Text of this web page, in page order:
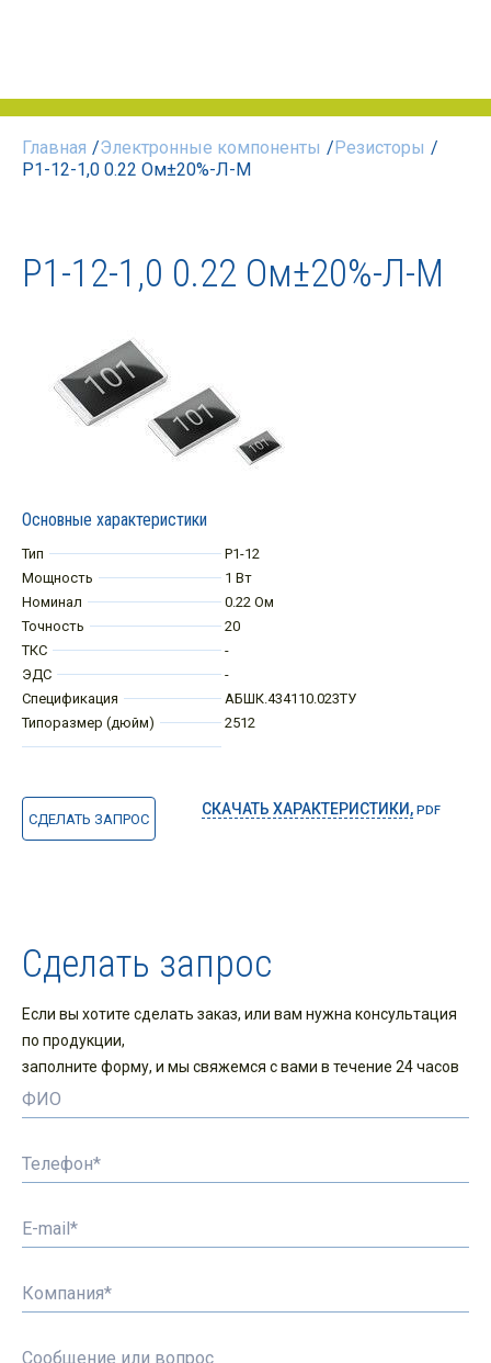
Главная /Электронные компоненты /Резисторы /
Р1-12-1,0 0.22 Ом±20%-Л-М
Р1-12-1,0 0.22 Ом±20%-Л-М
Основные характеристики
Тип
Р1-12
Мощность
1 Вт
Номинал
0.22 Ом
Точность
20
ТКС
-
ЭДС
-
Спецификация
АБШК.434110.023ТУ
Типоразмер (дюйм)
2512
СДЕЛАТЬ ЗАПРОС
СКАЧАТЬ ХАРАКТЕРИСТИКИ, PDF
Сделать запрос
Если вы хотите сделать заказ, или вам нужна консультация
по продукции,
заполните форму, и мы свяжемся с вами в течение 24 часов